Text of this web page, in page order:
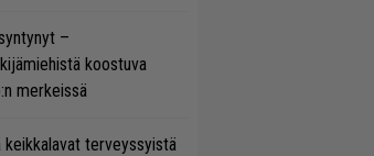
–
koostuva
merkeissä
keikkalavat terveyssyistä